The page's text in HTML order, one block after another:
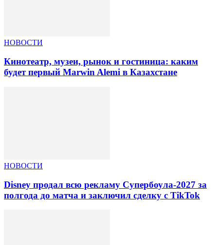
НОВОСТИ
Кинотеатр, музеи, рынок и гостиница: каким
будет первый Marwin Alemi в Казахстане
НОВОСТИ
Disney продал всю рекламу Супербоула-2027 за
полгода до матча и заключил сделку с TikTok